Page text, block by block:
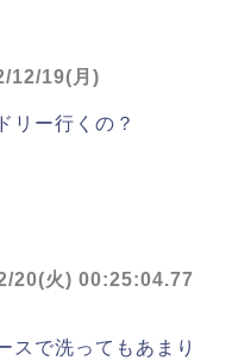
12/19(月)
リー行くの？
20(火) 00:25:04.77
スで洗ってもあまり